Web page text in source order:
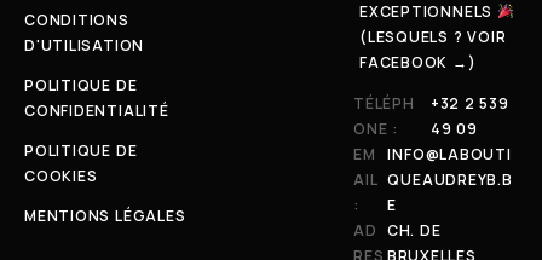
CONDITIONS
D'UTILISATION
POLITIQUE DE
CONFIDENTIALITÉ
POLITIQUE DE
COOKIES
MENTIONS LÉGALES
EXCEPTIONNELS
(LESQUELS ? VOIR
FACEBOOK →)
TÉLÉPH
ONE :
+32 2 539
49 09
EM
AIL
:
INFO@LABOUTI
QUEAUDREYB.B
E
AD
RES
CH. DE
BRUXELLES